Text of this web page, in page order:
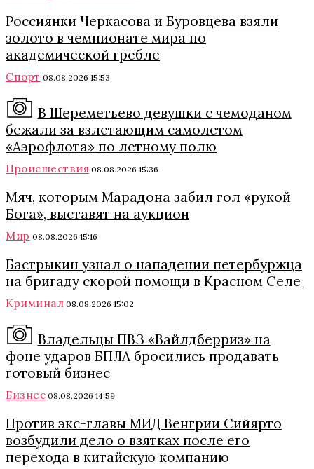
Россиянки Черкасова и Буровцева взяли
золото в чемпионате мира по
академической гребле
Спорт 08.08.2026 15:53
В Шереметьево девушки с чемоданом
бежали за взлетающим самолетом
«Аэрофлота» по летному полю
Происшествия 08.08.2026 15:36
Мяч, которым Марадона забил гол «рукой
Бога», выставят на аукцион
Мир 08.08.2026 15:16
Бастрыкин узнал о нападении петербуржца
на бригаду скорой помощи в Красном Селе
Криминал 08.08.2026 15:02
Владельцы ПВЗ «Вайлдберриз» на
фоне ударов БПЛА бросились продавать
готовый бизнес
Бизнес 08.08.2026 14:59
Против экс-главы МИД Венгрии Сийярто
возбудили дело о взятках после его
перехода в китайскую компанию